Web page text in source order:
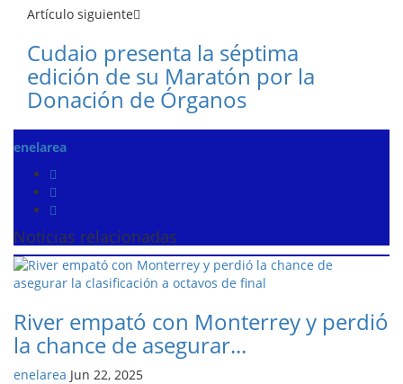
Artículo siguiente
Cudaio presenta la séptima
edición de su Maratón por la
Donación de Órganos
enelarea
Noticias relacionadas
River empató con Monterrey y perdió
la chance de asegurar...
enelarea Jun 22, 2025